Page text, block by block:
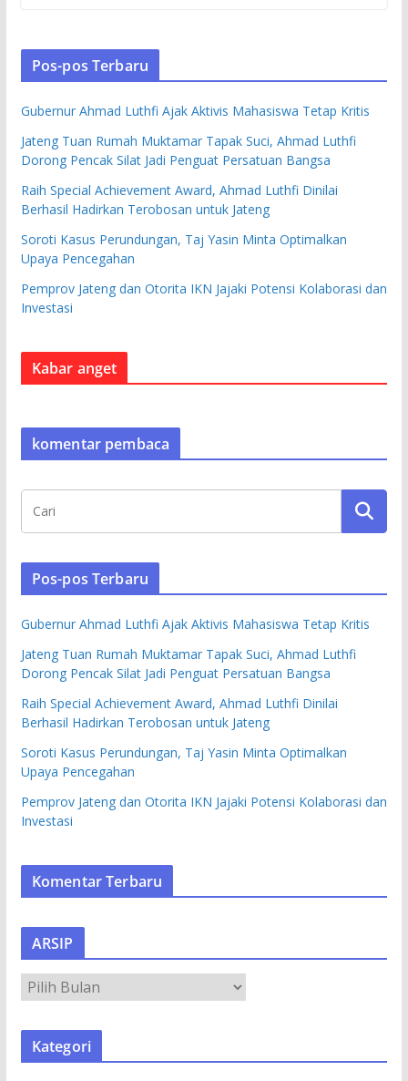
Pos-pos Terbaru
Gubernur Ahmad Luthfi Ajak Aktivis Mahasiswa Tetap Kritis
Jateng Tuan Rumah Muktamar Tapak Suci, Ahmad Luthfi
Dorong Pencak Silat Jadi Penguat Persatuan Bangsa
Raih Special Achievement Award, Ahmad Luthfi Dinilai
Berhasil Hadirkan Terobosan untuk Jateng
Soroti Kasus Perundungan, Taj Yasin Minta Optimalkan
Upaya Pencegahan
Pemprov Jateng dan Otorita IKN Jajaki Potensi Kolaborasi dan
Investasi
Kabar anget
komentar pembaca
Pos-pos Terbaru
Gubernur Ahmad Luthfi Ajak Aktivis Mahasiswa Tetap Kritis
Jateng Tuan Rumah Muktamar Tapak Suci, Ahmad Luthfi
Dorong Pencak Silat Jadi Penguat Persatuan Bangsa
Raih Special Achievement Award, Ahmad Luthfi Dinilai
Berhasil Hadirkan Terobosan untuk Jateng
Soroti Kasus Perundungan, Taj Yasin Minta Optimalkan
Upaya Pencegahan
Pemprov Jateng dan Otorita IKN Jajaki Potensi Kolaborasi dan
Investasi
Komentar Terbaru
ARSIP
R
S
Kategori